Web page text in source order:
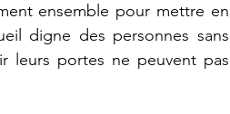
ensemble pour mettre en
digne des personnes sans
leurs portes ne peuvent pas